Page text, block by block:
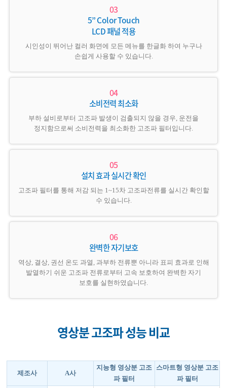
5” Color Touch
LCD 패널 적용
시인성이 뛰어난 컬러 화면에 모든 메뉴를 한글화 하여 누구나
손쉽게 사용할 수 있습니다.
소비전력 최소화
부하 설비로부터 고조파 발생이 검출되지 않을 경우, 운전을
정지함으로써 소비전력을 최소화한 고조파 필터입니다.
설치 효과 실시간 확인
고조파 필터를 통해 저감 되는 1~15차 고조파전류를 실시간 확인할
수 있습니다.
완벽한 자기보호
역상, 결상, 권선 온도 과열, 과부하 전류뿐 아니라 표피 효과로 인해
발열하기 쉬운 고조파 전류로부터 고속 보호하여 완벽한 자기
보호를 실현하였습니다.
영상분 고조파 성능 비교
제조사 A사
지능형 영상분 고조
파 필터
스마트형 영상분 고조
파 필터